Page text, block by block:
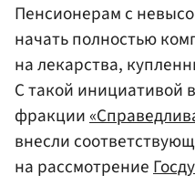
Пенсионерам с
начать полностью
на лекарства,
С такой инициативой
фракции
внесли
на рассмотрение